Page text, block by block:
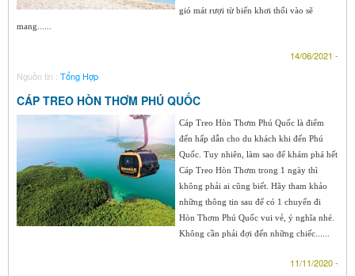
gió mát rượi từ biển khơi thổi vào sẽ
mang......
14/06/2021 -
Nguồn tin : Tổng Hợp
CÁP TREO HÒN THƠM PHÚ QUỐC
Cáp Treo Hòn Thơm Phú Quốc là điểm
đến hấp dẫn cho du khách khi đến Phú
Quốc. Tuy nhiên, làm sao để khám phá hết
Cáp Treo Hòn Thơm trong 1 ngày thì
không phải ai cũng biết. Hãy tham khảo
những thông tin sau để có 1 chuyến đi
Hòn Thơm Phú Quốc vui vẻ, ý nghĩa nhé.
Không cần phải đợi đến những chiếc......
11/11/2020 -